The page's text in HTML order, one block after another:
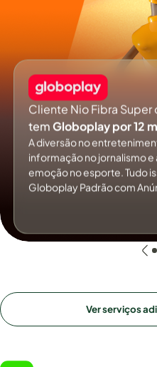
Cliente Nio Fibra Super
temGloboplay por 12
A diversão no
informação no jornalismo e
emoção no esporte. Tudo
Globoplay Padrão com
Ver serviços